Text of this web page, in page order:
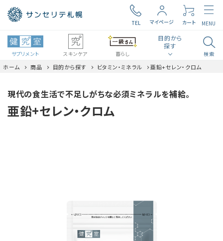
TEL マイページ カート MENU
サプリメント スキンケア 暮らし
目的から
探す
食生活・生活習慣
検索
ホーム 商品 目的から探す ビタミン・ミネラル 亜鉛+セレン・クロム
現代の食生活で不足しがちな必須ミネラルを補給。
亜鉛+セレン・クロム